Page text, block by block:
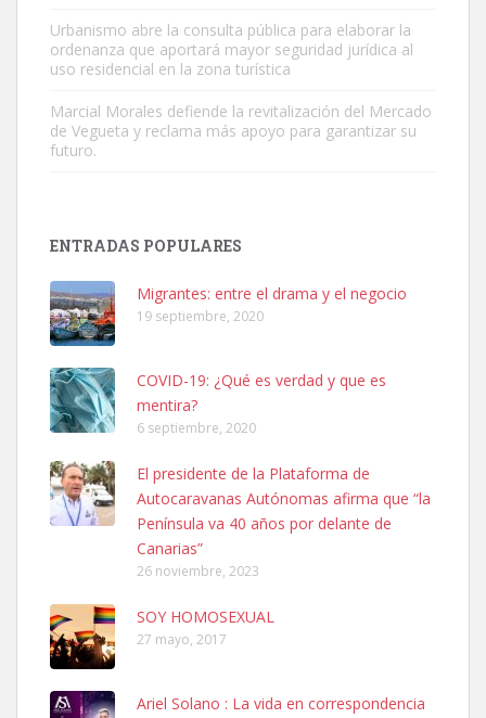
Leales.org » Gran Canaria | 9.7.2025
Leales.org » Gran Canaria
SHIBA PERDIDO AVDA JOSE MESA Y LOPEZ
PERRO MACHO RAZA SHIBA CON MICROCHIP PERDIDO HOY
06/07/2025 ZONA MESA Y LOPEZ. ES MUY ASUSTADIZO
Leales.org » Gran Canaria
6.7.2025
Ninfa perdida
Urbanismo abre la consulta pública para elaborar la
ordenanza que aportará mayor seguridad jurídica al
uso residencial en la zona turística
Marcial Morales defiende la revitalización del Mercado
de Vegueta y reclama más apoyo para garantizar su
futuro.
ENTRADAS POPULARES
Migrantes: entre el drama y el negocio
19 septiembre, 2020
COVID-19: ¿Qué es verdad y que es
mentira?
6 septiembre, 2020
El presidente de la Plataforma de
Autocaravanas Autónomas afirma que “la
Península va 40 años por delante de
Canarias”
26 noviembre, 2023
SOY HOMOSEXUAL
27 mayo, 2017
Ariel Solano : La vida en correspondencia